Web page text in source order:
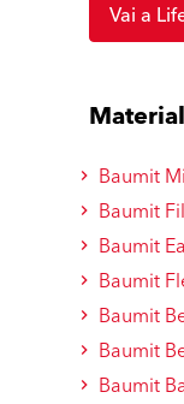
Vai a
Baumit
Baumit
Baumit
Baumit
Baumit
Baumit
Baumit